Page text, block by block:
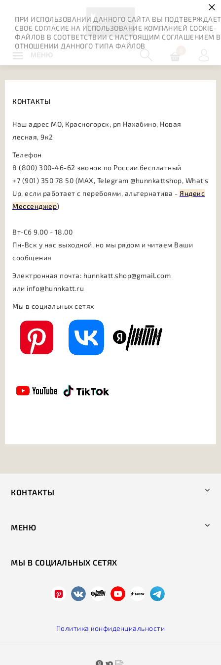
МЕНЮ
КОНТАКТЫ
Наш адрес МО, Красногорск, рп Нахабино, Новая
лесная, 9к2
Телефон
8 (800) 300-46-62 звонок по России бесплатный
+7 (901) 350 78 50 (MAX, Telegram @hunnkattshop, What's
Up, если работает с перебоями, альтернатива - Яндекс
Мессенджер)
Вт-Сб 9.00 - 18.00
Пн-Вск у нас выходной, но мы рядом и читаем Ваши
сообщения
Электронная почта: hunnkatt.shop@gmail.com
или info@hunnkatt.ru
Мы в социальных сетях
КОНТАКТЫ
МЕНЮ
МЫ В СОЦИАЛЬНЫХ СЕТЯХ
Политика конфиденциальности
ПРИ ИСПОЛЬЗОВАНИИ ДАННОГО САЙТА ВЫ
СВОЕ СОГЛАСИЕ НА ИСПОЛЬЗОВАНИЕ КОМПАНИЕЙ COOKIE-
ФАЙЛОВ В СООТВЕТСТВИИ С НАСТОЯЩИМ СОГЛАШЕНИЕМ В
ОТНОШЕНИИ ДАННОГО ТИПА ФАЙЛОВ
×